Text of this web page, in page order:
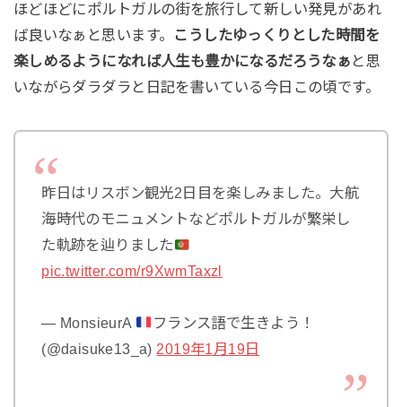
ほどほどにポルトガルの街を旅行して新しい発見があれ
ば良いなぁと思います。 こうしたゆっくりとした時間を
楽しめるようになれば人生も豊かになるだろうなぁ と思
いながらダラダラと日記を書いている今日この頃です。
昨日はリスボン観光2日目を楽しみました。大航
海時代のモニュメントなどポルトガルが繁栄し
た軌跡を辿りました
pic.twitter.com/r9XwmTaxzl
— MonsieurA
フランス語で生きよう！
(@daisuke13_a) 2019年1月19日